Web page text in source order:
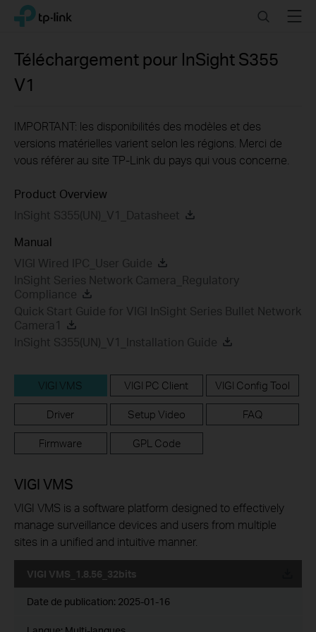
Click
the
navigation
TP-Link, Reliably Smart SearchMenu
Téléchargement pour InSight S355
V1
IMPORTANT: les disponibilités des modèles et des
versions matérielles varient selon les régions. Merci de
vous référer au site TP-Link du pays qui vous concerne.
Product Overview
InSight S355(UN)_V1_Datasheet
Manual
VIGI Wired IPC_User Guide
InSight Series Network Camera_Regulatory
Compliance
Quick Start Guide for VIGI InSight Series Bullet Network
Camera1
InSight S355(UN)_V1_Installation Guide
VIGI VMS VIGI PC Client VIGI Config Tool
Driver Setup Video FAQ
Firmware GPL Code
VIGI VMS
VIGI VMS is a software platform designed to effectively
manage surveillance devices and users from multiple
sites in a unified and intuitive manner.
VIGI VMS_1.8.56_32bits
Date de publication: 2025-01-16